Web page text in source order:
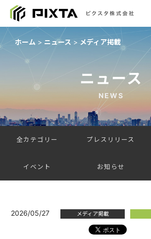
ホーム ニュース メディア掲載
ニュース
NEWS
全カテゴリー プレスリリース
イベント お知らせ
2026/05/27 メディア掲載